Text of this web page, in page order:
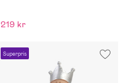
219 kr
Superpris